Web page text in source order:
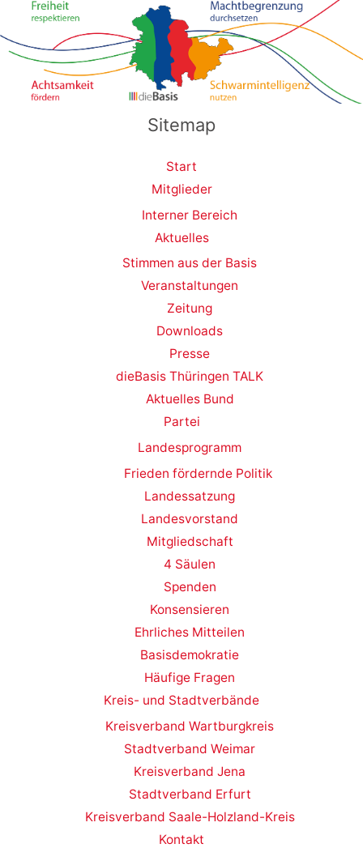
Sitemap
Start
Mitglieder
Interner Bereich
Aktuelles
Stimmen aus der Basis
Veranstaltungen
Zeitung
Downloads
Presse
dieBasis Thüringen TALK
Aktuelles Bund
Partei
Landesprogramm
Frieden fördernde Politik
Landessatzung
Landesvorstand
Mitgliedschaft
4 Säulen
Spenden
Konsensieren
Ehrliches Mitteilen
Basisdemokratie
Häufige Fragen
Kreis- und Stadtverbände
Kreisverband Wartburgkreis
Stadtverband Weimar
Kreisverband Jena
Stadtverband Erfurt
Kreisverband Saale-Holzland-Kreis
Kontakt